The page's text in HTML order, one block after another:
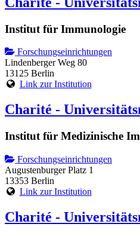
Institut für Immunologie
Forschungseinrichtungen
Lindenberger Weg 80
13125 Berlin
Link zur Institution
Charité -
Institut für Medizinische
Forschungseinrichtungen
Augustenburger Platz 1
13353 Berlin
Link zur Institution
Charité -